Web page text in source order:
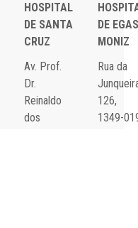
HOSPITAL
DE SANTA
CRUZ
Av. Prof.
Dr.
Reinaldo
dos
DE EGAS
MONIZ
Rua da
126,
1349-